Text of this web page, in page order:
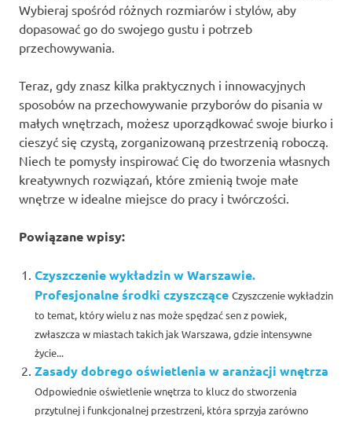
Wybieraj spośród różnych rozmiarów i stylów, aby
dopasować go do swojego gustu i potrzeb
przechowywania.
Teraz, gdy znasz kilka praktycznych i innowacyjnych
sposobów na przechowywanie przyborów do pisania w
małych wnętrzach, możesz uporządkować swoje biurko i
cieszyć się czystą, zorganizowaną przestrzenią roboczą.
Niech te pomysły inspirować Cię do tworzenia własnych
kreatywnych rozwiązań, które zmienią twoje małe
wnętrze w idealne miejsce do pracy i twórczości.
Powiązane wpisy:
Czyszczenie wykładzin w Warszawie.
Profesjonalne środki czyszczące Czyszczenie wykładzin
to temat, który wielu z nas może spędzać sen z powiek,
zwłaszcza w miastach takich jak Warszawa, gdzie intensywne
życie...
Zasady dobrego oświetlenia w aranżacji wnętrza
Odpowiednie oświetlenie wnętrza to klucz do stworzenia
przytulnej i funkcjonalnej przestrzeni, która sprzyja zarówno